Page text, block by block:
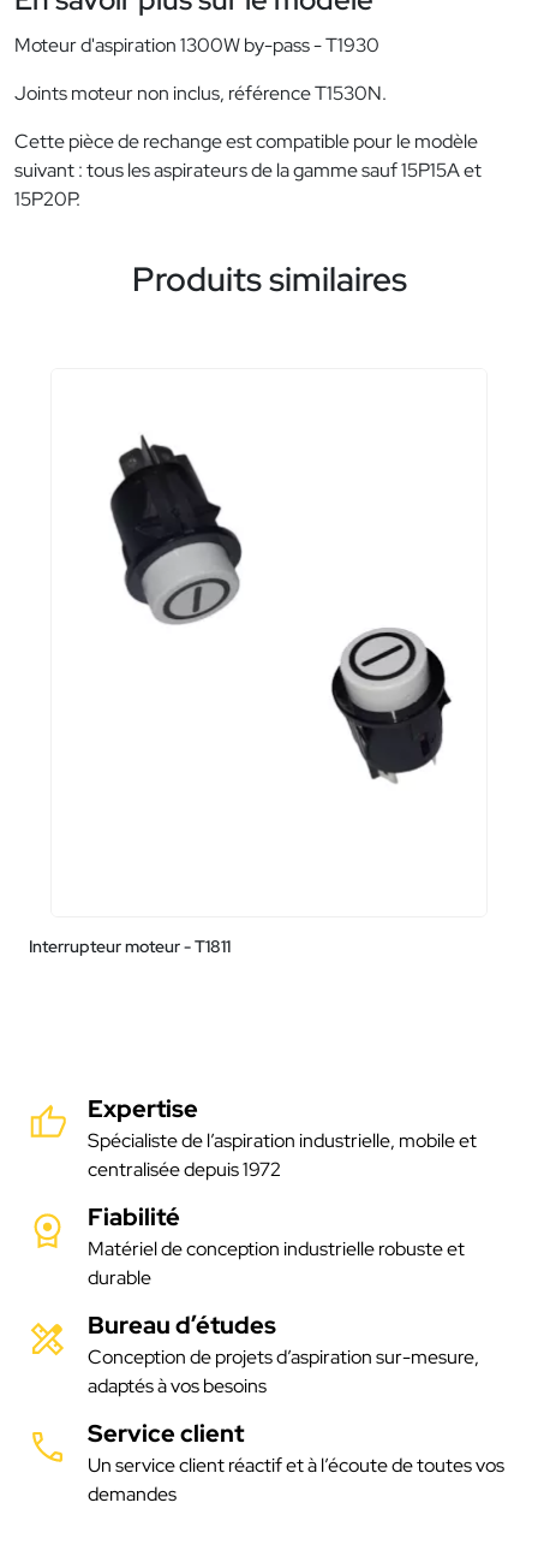
Moteur d'aspiration 1300W by-pass - T1930
Joints moteur non inclus, référence T1530N.
Cette pièce de rechange est compatible pour le modèle
suivant : tous les aspirateurs de la gamme sauf 15P15A et
15P20P.
Produits similaires
Interrupteur moteur - T1811
Expertise
Spécialiste de l’aspiration industrielle, mobile et
centralisée depuis 1972
Fiabilité
Matériel de conception industrielle robuste et
durable
Bureau d’études
Conception de projets d’aspiration sur-mesure,
adaptés à vos besoins
Service client
Un service client réactif et à l’écoute de toutes vos
demandes